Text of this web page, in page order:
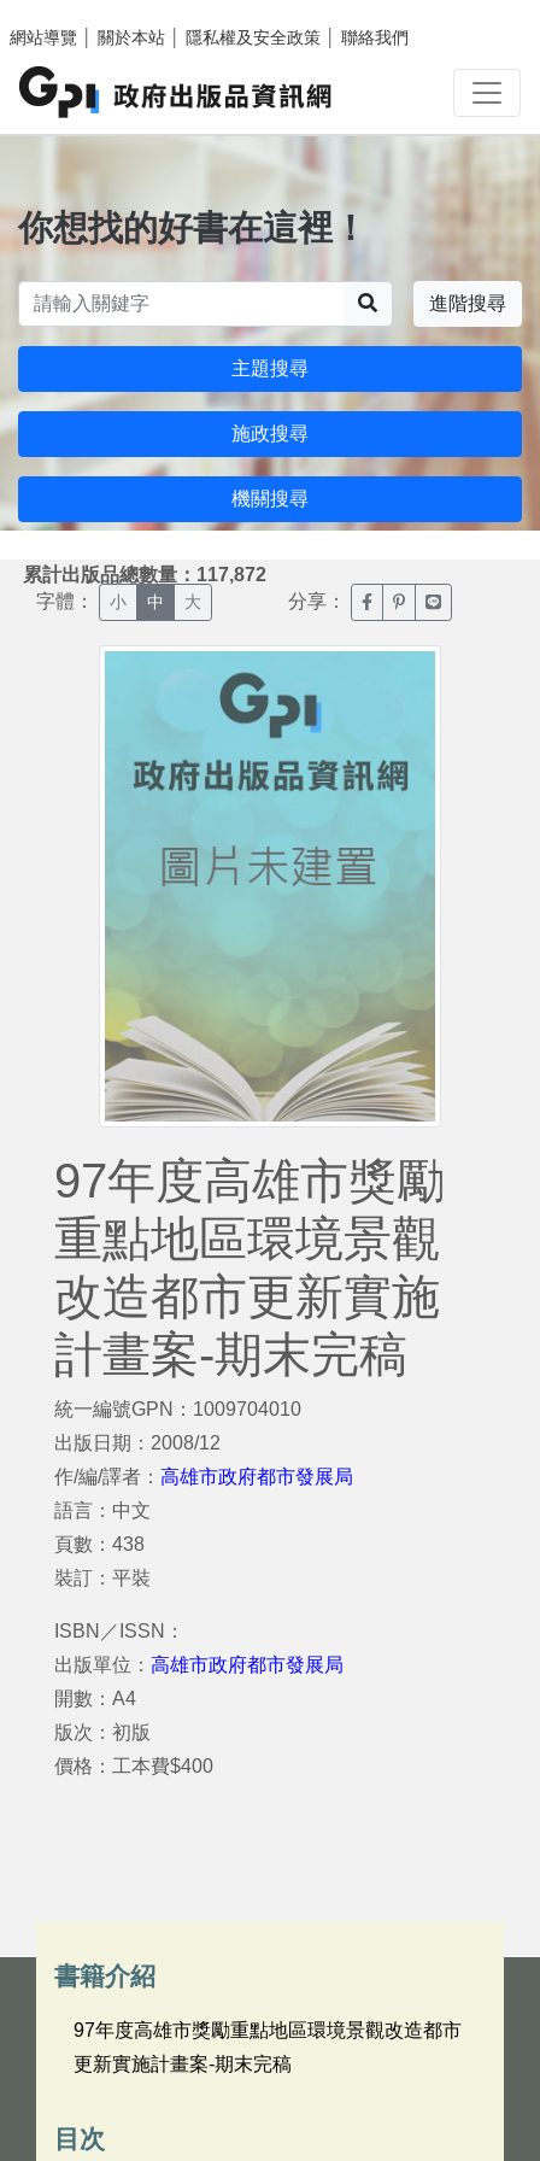
網站導覽
關於本站 隱私權及安全政策 聯絡我們
你想找的好書在這裡！
進階搜尋
主題搜尋
施政搜尋
機關搜尋
累計出版品總數量：117,872
字體： 小 中 大 分享： 臉書分享(另開新視窗)
噗浪分享(另開新
Line分享(另
97年度高雄市獎勵
重點地區環境景觀
改造都市更新實施
計畫案-期末完稿
統一編號GPN：1009704010
出版日期：2008/12
作/編/譯者： 高雄市政府都市發展局
語言：中文
頁數：438
裝訂：平裝
ISBN／ISSN：
出版單位： 高雄市政府都市發展局
開數：A4
版次：初版
價格：工本費$400
書籍介紹
97年度高雄市獎勵重點地區環境景觀改造都市
更新實施計畫案-期末完稿
目次